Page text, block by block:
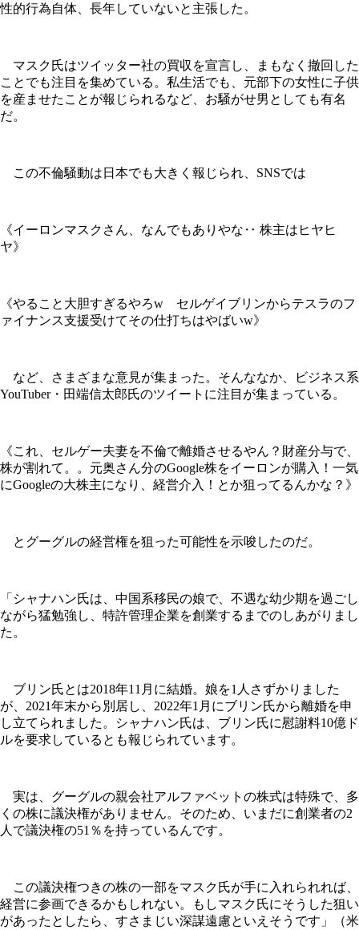
性的行為自体、長年していないと主張した。
マスク氏はツイッター社の買収を宣言し、まもなく撤回した
ことでも注目を集めている。私生活でも、元部下の女性に子供
を産ませたことが報じられるなど、お騒がせ男としても有名
だ。
この不倫騒動は日本でも大きく報じられ、SNSでは
《イーロンマスクさん、なんでもありやな‥ 株主はヒヤヒ
ヤ》
《やること大胆すぎるやろw セルゲイブリンからテスラのフ
ァイナンス支援受けてその仕打ちはやばいw》
など、さまざまな意見が集まった。そんななか、ビジネス系
YouTuber・田端信太郎氏のツイートに注目が集まっている。
《これ、セルゲー夫妻を不倫で離婚させるやん？財産分与で、
株が割れて。。元奥さん分のGoogle株をイーロンが購入！一気
にGoogleの大株主になり、経営介入！とか狙ってるんかな？》
とグーグルの経営権を狙った可能性を示唆したのだ。
「シャナハン氏は、中国系移民の娘で、不遇な幼少期を過ごし
ながら猛勉強し、特許管理企業を創業するまでのしあがりまし
た。
ブリン氏とは2018年11月に結婚。娘を1人さずかりました
が、2021年末から別居し、2022年1月にブリン氏から離婚を申
し立てられました。シャナハン氏は、ブリン氏に慰謝料10億ド
ルを要求しているとも報じられています。
実は、グーグルの親会社アルファベットの株式は特殊で、多
くの株に議決権がありません。そのため、いまだに創業者の2
人で議決権の51％を持っているんです。
この議決権つきの株の一部をマスク氏が手に入れられれば、
経営に参画できるかもしれない。もしマスク氏にそうした狙い
があったとしたら、すさまじい深謀遠慮といえそうです」（米